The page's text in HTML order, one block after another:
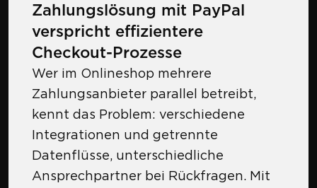
Zahlungslösung mit PayPal
verspricht effizientere
Checkout-Prozesse
Wer im Onlineshop mehrere
Zahlungsanbieter parallel betreibt,
kennt das Problem: verschiedene
Integrationen und getrennte
Datenflüsse, unterschiedliche
Ansprechpartner bei Rückfragen. Mit